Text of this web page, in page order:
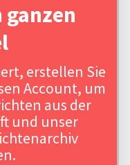
erstellen Sie
Account, um
aus der
und unser